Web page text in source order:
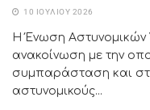
10 ΙΟΥΛΊΟΥ 2026
Η Ένωση Αστυνομικών
ανακοίνωση με την
συμπαράσταση και
αστυνομικούς...